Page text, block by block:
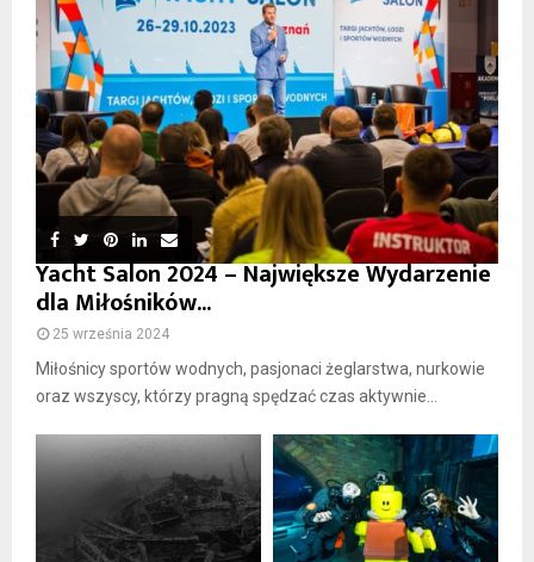
Yacht Salon 2024 – Największe Wydarzenie
dla Miłośników...
25 września 2024
Miłośnicy sportów wodnych, pasjonaci żeglarstwa, nurkowie
oraz wszyscy, którzy pragną spędzać czas aktywnie...